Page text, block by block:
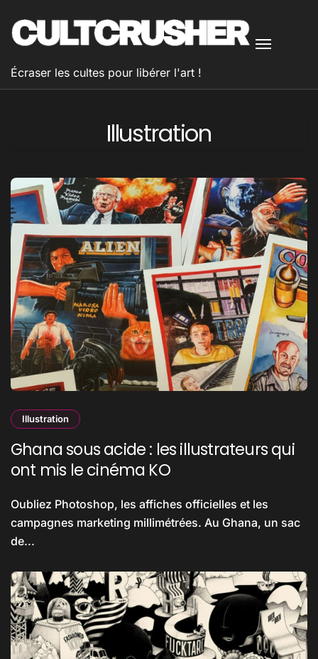
contenu
Écraser les cultes pour libérer l'art !
Illustration
Illustration
Ghana sous acide : les illustrateurs qui
ont mis le cinéma KO
Oubliez Photoshop, les affiches officielles et les
campagnes marketing millimétrées. Au Ghana, un sac
de...